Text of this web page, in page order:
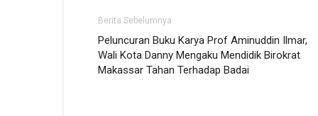
Berita Sebelumnya
Peluncuran Buku Karya Prof Aminuddin Ilmar,
Wali Kota Danny Mengaku Mendidik Birokrat
Makassar Tahan Terhadap Badai